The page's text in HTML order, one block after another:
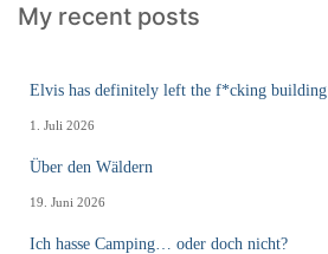
My recent posts
Elvis has definitely left the f*cking building
1. Juli 2026
Über den Wäldern
19. Juni 2026
Ich hasse Camping… oder doch nicht?